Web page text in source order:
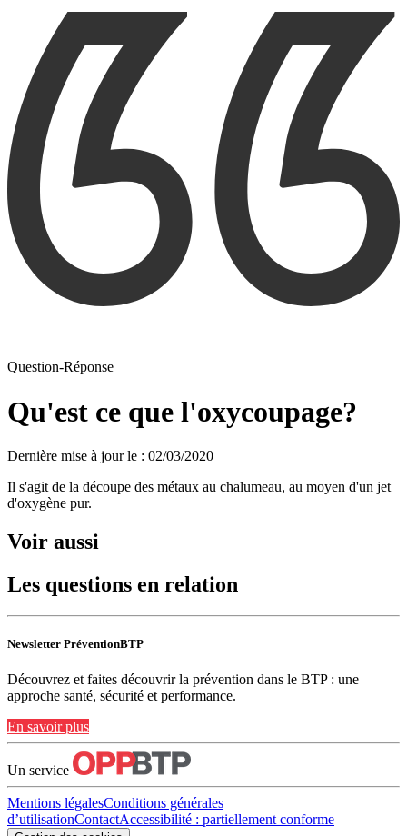
Question-Réponse
Qu'est ce que l'oxycoupage?
Dernière mise à jour le : 02/03/2020
Il s'agit de la découpe des métaux au chalumeau, au moyen d'un jet
d'oxygène pur.
Voir aussi
Les questions en relation
Newsletter PréventionBTP
Découvrez et faites découvrir la prévention dans le BTP : une
approche santé, sécurité et performance.
En savoir plus
Un service
Mentions légalesConditions générales
d’utilisationContactAccessibilité : partiellement conforme